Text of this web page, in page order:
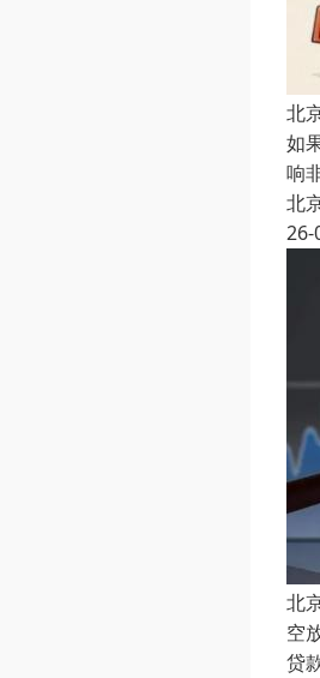
北
如
响
北
26-
北
空
贷